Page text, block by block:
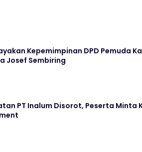
Kepemimpinan DPD Pemuda
Josef Sembiring
PT Inalum Disorot, Peserta Minta